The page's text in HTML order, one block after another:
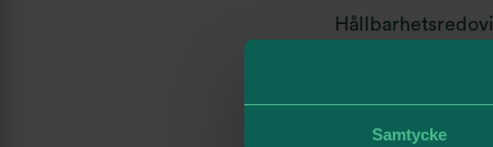
Samtycke
Här kan du ta